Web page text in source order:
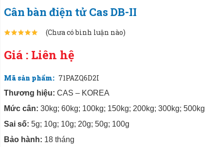
Cân bàn điện tử Cas DB-II
(Chưa có bình luận nào)
Giá : Liên hệ
Mã sản phẩm: 71PAZQ6D2I
Thương hiệu: CAS – KOREA
Mức cân: 30kg; 60kg; 100kg; 150kg; 200kg; 300kg; 500kg
Sai số: 5g; 10g; 10g; 20g; 50g; 100g
Bảo hành: 18 tháng